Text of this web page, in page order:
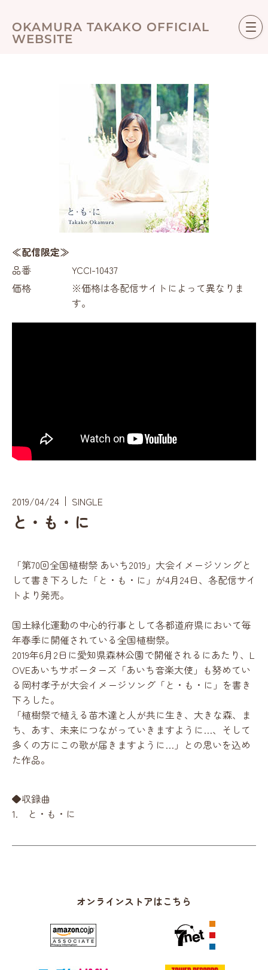
content
OKAMURA TAKAKO OFFICIAL
WEBSITE
≪配信限定≫
品番
YCCI-10437
価格
※価格は各配信サイトによって異なりま
す。
2019/04/24 SINGLE
と・も・に
「第70回全国植樹祭 あいち2019」大会イメージソングと
して書き下ろした「と・も・に」が4月24日、各配信サイ
トより発売。
国土緑化運動の中心的行事として各都道府県において毎
年春季に開催されている全国植樹祭。
2019年6月2日に愛知県森林公園で開催されるにあたり、L
OVEあいちサポーターズ「あいち音楽大使」も努めてい
る岡村孝子が大会イメージソング「と・も・に」を書き
下ろした。
「植樹祭で植える苗木達と人が共に生き、大きな森、ま
ち、あす、未来につながっていきますように…、そして
多くの方にこの歌が届きますように…」との思いを込め
た作品。
◆収録曲
1. と・も・に
オンラインストアはこちら